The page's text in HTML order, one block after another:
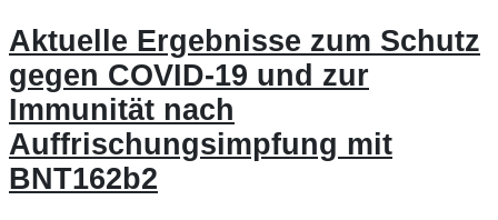
Aktuelle Ergebnisse zum Schutz
gegen COVID-19 und zur
Immunität nach
Auffrischungsimpfung mit
BNT162b2